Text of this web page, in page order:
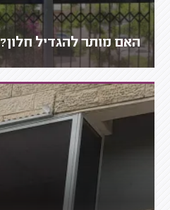
האם מותר להגדיל חלון?